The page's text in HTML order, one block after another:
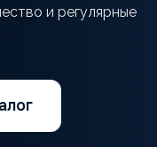
и регулярные